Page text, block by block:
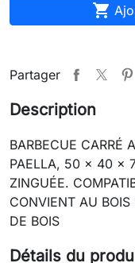

Partager
Description
BARBECUE CARRÉ
PAELLA, 50 x 40 x
ZINGUÉE.
CONVIENT AU
DE BOIS
Détails du